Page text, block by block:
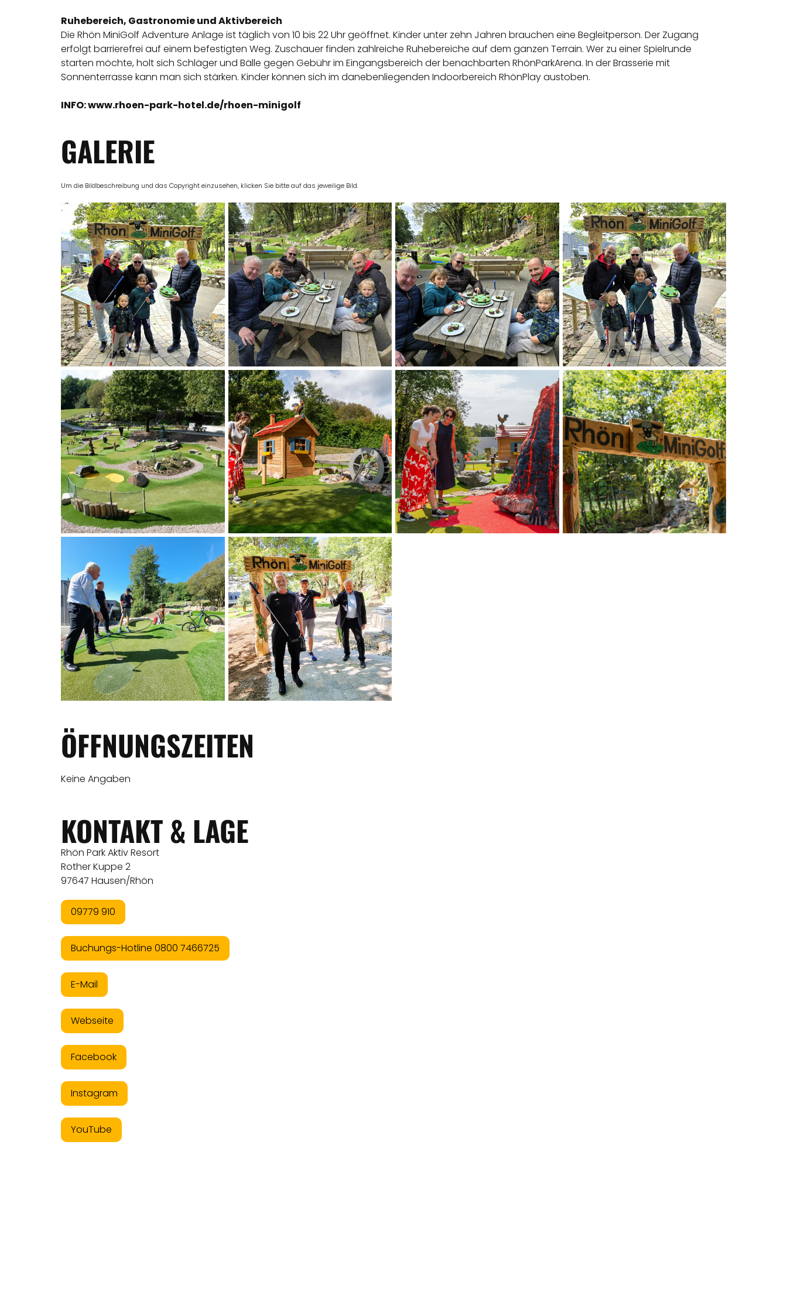
Ruhebereich, Gastronomie und Aktivbereich
Die Rhön MiniGolf Adventure Anlage ist täglich von 10 bis 22 Uhr geöffnet. Kinder unter zehn Jahren brauchen eine Begleitperson. Der Zugang
erfolgt barrierefrei auf einem befestigten Weg. Zuschauer finden zahlreiche Ruhebereiche auf dem ganzen Terrain. Wer zu einer Spielrunde
starten möchte, holt sich Schläger und Bälle gegen Gebühr im Eingangsbereich der benachbarten RhönParkArena. In der Brasserie mit
Sonnenterrasse kann man sich stärken. Kinder können sich im danebenliegenden Indoorbereich RhönPlay austoben.
INFO: www.rhoen-park-hotel.de/rhoen-minigolf
GALERIE
Um die Bildbeschreibung und das Copyright einzusehen, klicken Sie bitte auf das jeweilige Bild.
ÖFFNUNGSZEITEN
Keine Angaben
KONTAKT & LAGE
Rhön Park Aktiv Resort
Rother Kuppe 2
97647 Hausen/Rhön
09779 910
Buchungs-Hotline 0800 7466725
E-Mail
Webseite
Facebook
Instagram
YouTube